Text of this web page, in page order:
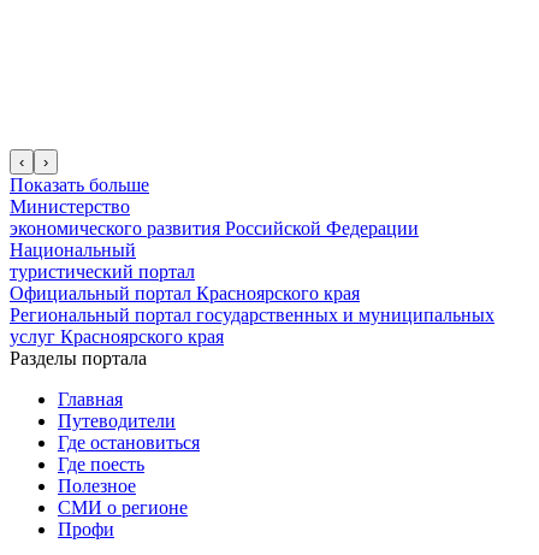
‹ ›
Показать больше
Министерство
экономического развития Российской Федерации
Национальный
туристический портал
Официальный портал Красноярского края
Региональный портал государственных и муниципальных
услуг Красноярского края
Разделы портала
Главная
Путеводители
Где остановиться
Где поесть
Полезное
СМИ о регионе
Профи